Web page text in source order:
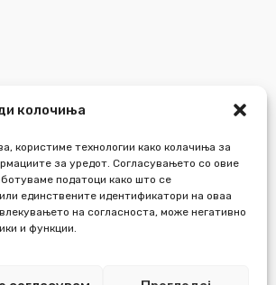
колочиња
користиме технологии како колачиња за
за уредот. Согласувањето со овие
податоци како што се
единствените идентификатори на оваа
на согласноста, може негативно
и функции.